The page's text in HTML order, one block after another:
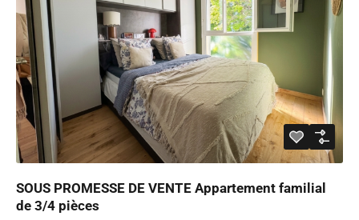
SOUS PROMESSE DE VENTE Appartement familial
de 3/4 pièces